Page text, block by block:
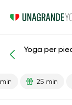
Yoga per
25 min